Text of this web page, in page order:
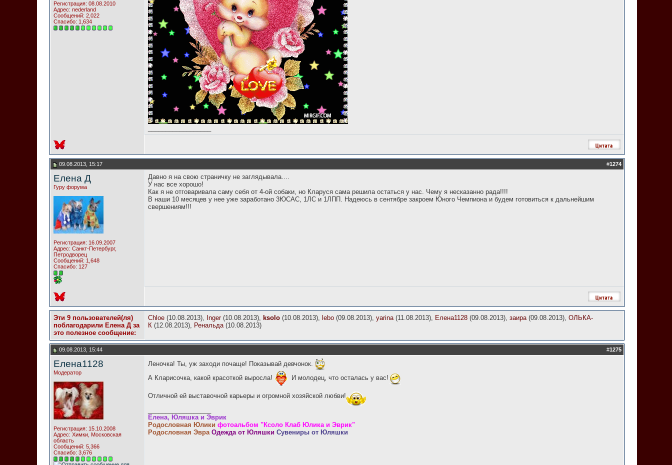
Регистрация: 08.08.2010
Адрес: nederland
Сообщений: 2,022
Спасибо: 1,634
09.08.2013, 15:17 #1274
Елена Д
Гуру форума
Регистрация: 16.09.2007
Адрес: Санкт-Петербург,
Петродворец
Сообщений: 1,648
Спасибо: 127
Давно я на свою страничку не заглядывала....
У нас все хорошо!
Как я не отговаривала саму себя от 4-ой собаки, но Кларуся сама решила остаться у нас. Чему я несказанно рада!!!!
В наши 10 месяцев у нее уже заработано 3ЮСАС, 1ЛС и 1ЛПП. Надеюсь в сентябре закроем Юного Чемпиона и будем готовиться к дальнейшим
свершениям!!!
Эти 9 пользователей(ля)
поблагодарили Елена Д за
это полезное сообщение:
Chloe (10.08.2013), Inger(10.08.2013), ksolo (10.08.2013), lebo (09.08.2013), yarina(11.08.2013), Елена1128 (09.08.2013), заира(09.08.2013), ОЛЬКА-
К (12.08.2013), Ренальда(10.08.2013)
09.08.2013, 15:44 #1275
Елена1128
Модератор
Регистрация: 15.10.2008
Адрес: Химки, Московская
область
Сообщений: 5,366
Спасибо: 3,676
Леночка! Ты, уж заходи почаще! Показывай девчонок.
А Кларисочка, какой красоткой выросла!
И молодец, что осталась у вас!
Отличной ей выставочной карьеры и огромной хозяйской любви!
Елена, Юляшка и Эврик
Родословная Юлики фотоальбом "Ксоло Клаб Юлика и Эврик"
Родословная Эвра Одежда от Юляшки Сувениры от Юляшки